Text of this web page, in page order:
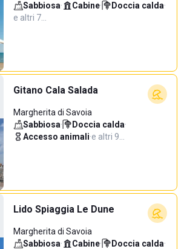
Sabbiosa· Cabine· Doccia calda·
e altri 7…
Gitano Cala Salada
Margherita di Savoia
Sabbiosa· Doccia calda·
Accesso animali·e altri 9…
Lido Spiaggia Le Dune
Margherita di Savoia
Sabbiosa· Cabine· Doccia calda·